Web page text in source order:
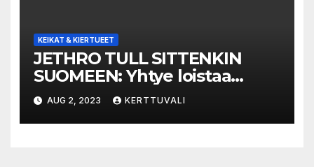
KEIKAT & KIERTUEET
JETHRO TULL SITTENKIN
SUOMEEN: Yhtye loistaa
marraskuussa Turussa,
Tampereella sekä Helsingissä
AUG 2, 2023 KERTTUVALI